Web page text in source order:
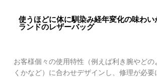
使うほどに体に馴染み経年変化の味わい
ランドのレザーバッグ
お客様個々の使用特性（例えば利き腕やど
くかなど）に合わせデザインし、修理が必要